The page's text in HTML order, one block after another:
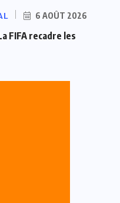
6 AOÛT 2026
FIFA recadre les